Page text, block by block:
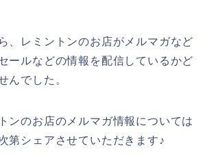
、レミントンのお店がメルマガなど
ールなどの情報を配信しているかど
んでした。
ンのお店のメルマガ情報については
第シェアさせていただきます♪